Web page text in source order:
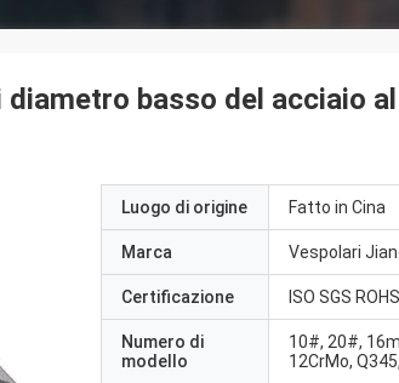
Preventivo
basso del acciaio
Luogo di origine Fatto in Cina
Marca Vespolari
Certificazione ISO SGS ROHS
Numero di
modello
10#, 20#,
12CrMo,